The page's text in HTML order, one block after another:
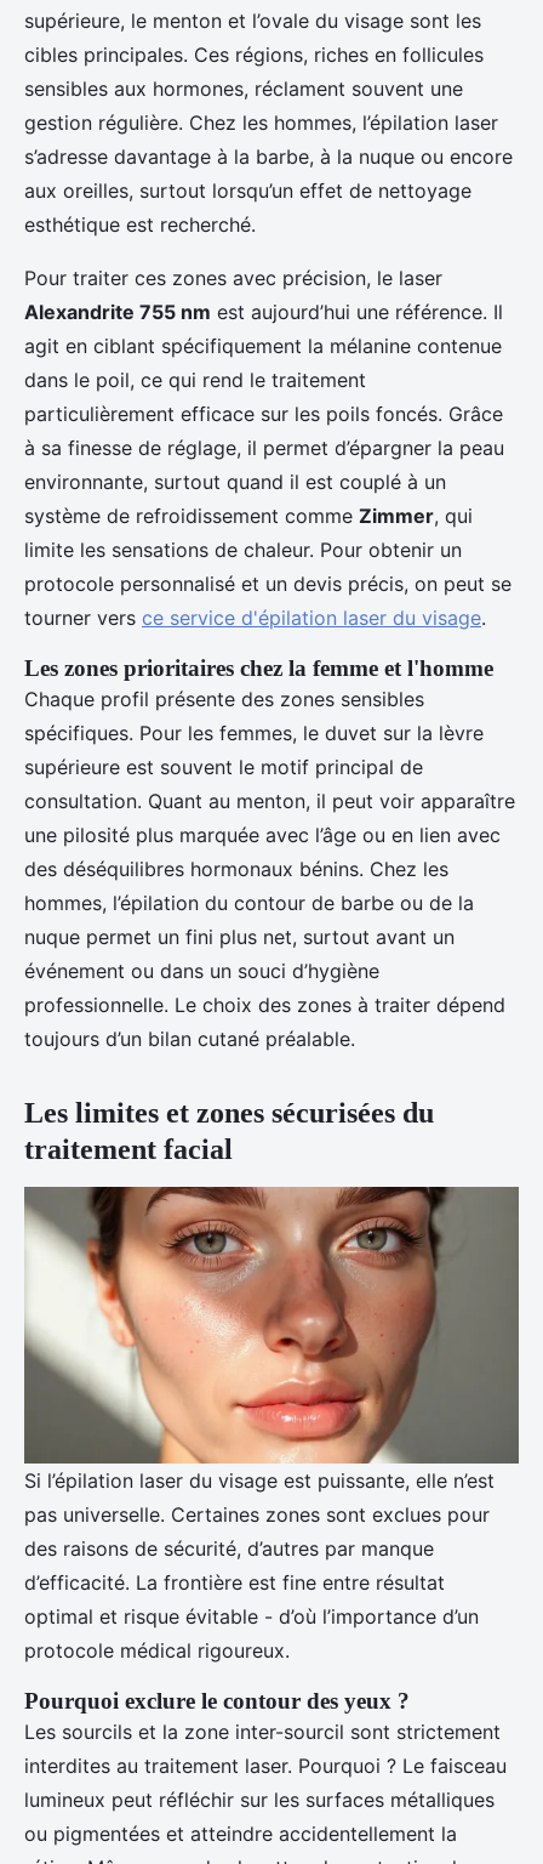
supérieure, le menton et l’ovale du visage sont les
cibles principales. Ces régions, riches en follicules
sensibles aux hormones, réclament souvent une
gestion régulière. Chez les hommes, l’épilation laser
s’adresse davantage à la barbe, à la nuque ou encore
aux oreilles, surtout lorsqu’un effet de nettoyage
esthétique est recherché.
Pour traiter ces zones avec précision, le laser
Alexandrite 755 nm est aujourd’hui une référence. Il
agit en ciblant spécifiquement la mélanine contenue
dans le poil, ce qui rend le traitement
particulièrement efficace sur les poils foncés. Grâce
à sa finesse de réglage, il permet d’épargner la peau
environnante, surtout quand il est couplé à un
système de refroidissement comme Zimmer, qui
limite les sensations de chaleur. Pour obtenir un
protocole personnalisé et un devis précis, on peut se
tourner vers ce service d'épilation laser du visage.
Les zones prioritaires chez la femme et l'homme
Chaque profil présente des zones sensibles
spécifiques. Pour les femmes, le duvet sur la lèvre
supérieure est souvent le motif principal de
consultation. Quant au menton, il peut voir apparaître
une pilosité plus marquée avec l’âge ou en lien avec
des déséquilibres hormonaux bénins. Chez les
hommes, l’épilation du contour de barbe ou de la
nuque permet un fini plus net, surtout avant un
événement ou dans un souci d’hygiène
professionnelle. Le choix des zones à traiter dépend
toujours d’un bilan cutané préalable.
Les limites et zones sécurisées du
traitement facial
Si l’épilation laser du visage est puissante, elle n’est
pas universelle. Certaines zones sont exclues pour
des raisons de sécurité, d’autres par manque
d’efficacité. La frontière est fine entre résultat
optimal et risque évitable - d’où l’importance d’un
protocole médical rigoureux.
Pourquoi exclure le contour des yeux ?
Les sourcils et la zone inter-sourcil sont strictement
interdites au traitement laser. Pourquoi ? Le faisceau
lumineux peut réfléchir sur les surfaces métalliques
ou pigmentées et atteindre accidentellement la